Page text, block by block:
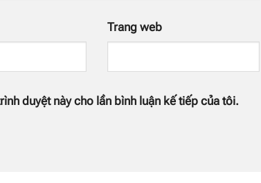
Trang web
duyệt này cho lần bình luận kế tiếp của tôi.